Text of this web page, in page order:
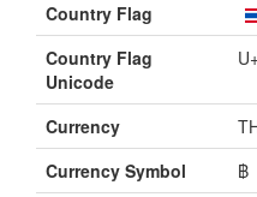
Country Flag
Country Flag
Unicode
Currency
Currency Symbol
฿